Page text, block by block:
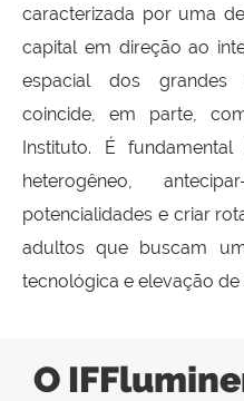
caracterizada por uma
capital em direção ao
espacial dos grandes
coincide, em parte,
Instituto. É
heterogêneo,
potencialidades e criar
adultos que buscam
tecnológica e elevação de
O